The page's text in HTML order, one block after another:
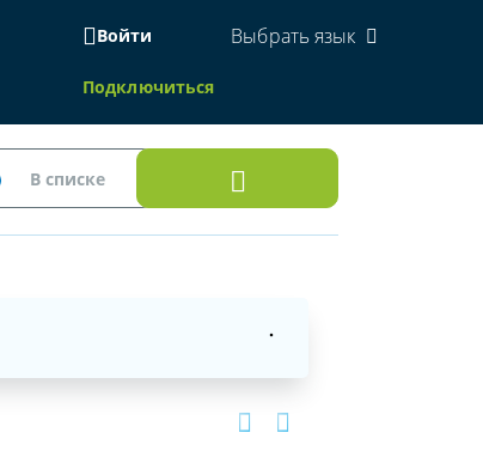
Войти
Подключиться
Выбрать язык